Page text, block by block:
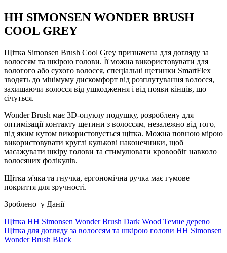
HH SIMONSEN WONDER BRUSH
COOL GREY
Щітка Simonsen Brush Cool Grey призначена для догляду за
волоссям та шкірою голови. Її можна використовувати для
вологого або сухого волосся, спеціальні щетинки SmartFlex
зводять до мінімуму дискомфорт від розплутування волосся,
захищаючи волосся від ушкодження і від появи кінців, що
січуться.
Wonder Brush має 3D-опуклу подушку, розроблену для
оптимізації контакту щетини з волоссям, незалежно від того,
під яким кутом використовується щітка. Можна повною мірою
використовувати круглі кулькові наконечники, щоб
масажувати шкіру голови та стимулювати кровообіг навколо
волосяних фолікулів.
Щітка м'яка та гнучка, ергономічна ручка має гумове
покриття для зручності.
Зроблено у Данії
Щітка HH Simonsen Wonder Brush Dark Wood Темне дерево
Щітка для догляду за волоссям та шкірою голови HH Simonsen
Wonder Brush Black